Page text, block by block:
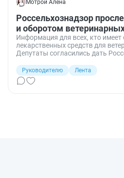
Мотрой Алена
Россельхознадзор
и оборотом
Информация для всех, кто имеет
лекарственных средств для
Депутаты согласились дать
контрафактных,
незарегистрированных
Руководителю
Лента